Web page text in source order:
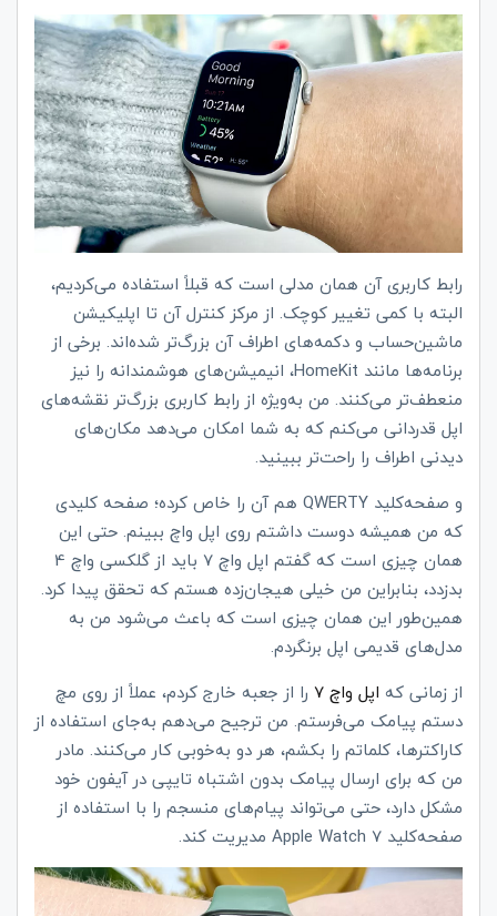
رابط کاربری آن همان مدلی است که قبلاً استفاده می‌کردیم،
البته با کمی تغییر کوچک. از مرکز کنترل آن تا اپلیکیشن
ماشین‌حساب و دکمه‌های اطراف آن بزرگ‌تر شده‌اند. برخی از
برنامه‌ها مانند HomeKit، انیمیشن‌های هوشمندانه را نیز
منعطف‌تر می‌کنند. من به‌ویژه از رابط کاربری بزرگ‌تر نقشه‌های
اپل قدردانی می‌کنم که به شما امکان می‌دهد مکان‌های
دیدنی اطراف را راحت‌تر ببینید.
و صفحه‌کلید QWERTY هم آن را خاص کرده؛ صفحه کلیدی
که من همیشه دوست داشتم روی اپل واچ ببینم. حتی این
همان چیزی است که گفتم اپل واچ 7 باید از گلکسی واچ 4
بدزدد، بنابراین من خیلی هیجان‌زده هستم که تحقق پیدا کرد.
همین‌طور این همان چیزی است که باعث می‌شود من به
مدل‌های قدیمی اپل برنگردم.
از زمانی که اپل واچ 7
را از جعبه خارج کردم، عملاً از روی مچ
دستم پیامک می‌فرستم. من ترجیح می‌دهم به‌جای استفاده از
کاراکترها، کلماتم را بکشم، هر دو به‌خوبی کار می‌کنند. مادر
من که برای ارسال پیامک بدون اشتباه تایپی در آیفون خود
مشکل دارد، حتی می‌تواند پیام‌های منسجم را با استفاده از
صفحه‌کلید Apple Watch 7 مدیریت کند.